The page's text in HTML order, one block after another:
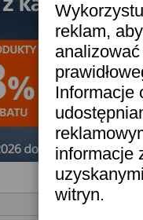
reklam,
Informacje
informacje
witryn.